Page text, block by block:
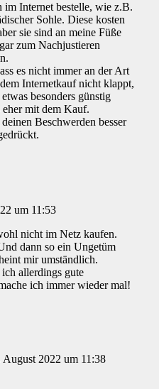
Internet bestelle, wie z.B.
Sohle. Diese kosten
sie sind an meine Füße
zum Nachjustieren
es nicht immer an der Art
Internetkauf nicht klappt,
besonders günstig
eher mit dem Kauf.
Beschwerden besser
um 11:53
nicht im Netz kaufen.
dann so ein Ungetüm
mir umständlich.
allerdings gute
ich immer wieder mal!
August 2022 um 11:38